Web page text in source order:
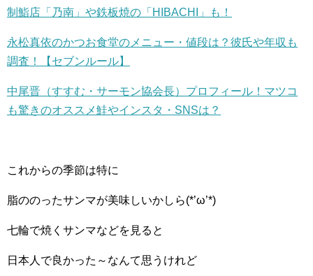
制鮨店「乃南」や鉄板焼の「HIBACHI」も！
永松真依のかつお食堂のメニュー・値段は？彼氏や年収も
調査！【セブンルール】
中尾晋（すすむ・サーモン協会長）プロフィール！マツコ
も驚きのオススメ鮭やインスタ・SNSは？
これからの季節は特に
脂ののったサンマが美味しいかしら(*’ω’*)
七輪で焼くサンマなどを見ると
日本人で良かった～なんて思うけれど